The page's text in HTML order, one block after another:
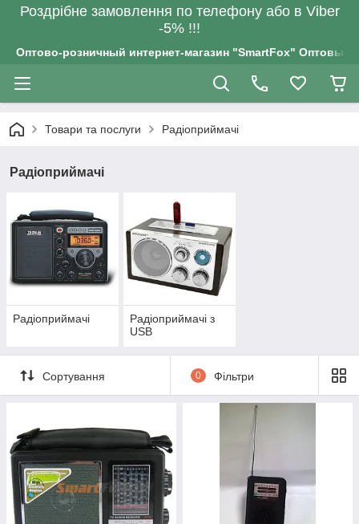
Роздрiбне замовлення по телефону або в Viber
-5% !!!
Оптово-розничный интернет-магазин "SmartFox" Оптовым
Товари та послуги Радіоприймачі
Радіоприймачі
Радіоприймачі
Радіоприймачі з
USB
Сортування 0 Фільтри